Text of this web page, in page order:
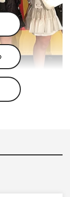
レコード渋谷